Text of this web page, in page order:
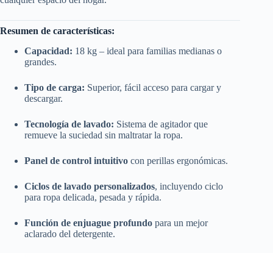
Resumen de características:
Capacidad: 18 kg – ideal para familias medianas o
grandes.
Tipo de carga: Superior, fácil acceso para cargar y
descargar.
Tecnología de lavado: Sistema de agitador que
remueve la suciedad sin maltratar la ropa.
Panel de control intuitivo con perillas ergonómicas.
Ciclos de lavado personalizados, incluyendo ciclo
para ropa delicada, pesada y rápida.
Función de enjuague profundo para un mejor
aclarado del detergente.